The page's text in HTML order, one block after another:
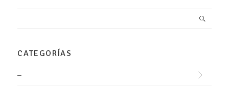
CATEGORÍAS
–